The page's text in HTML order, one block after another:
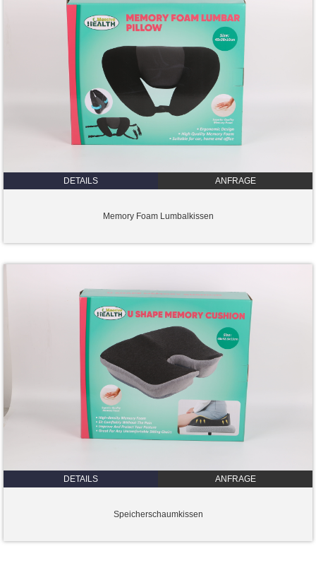
DETAILS ANFRAGE
Memory Foam Lumbalkissen
DETAILS ANFRAGE
Speicherschaumkissen